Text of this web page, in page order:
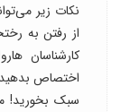
نکات زیر
از رفتن به
کارشناسان
اختصاص
سبک بخورید!